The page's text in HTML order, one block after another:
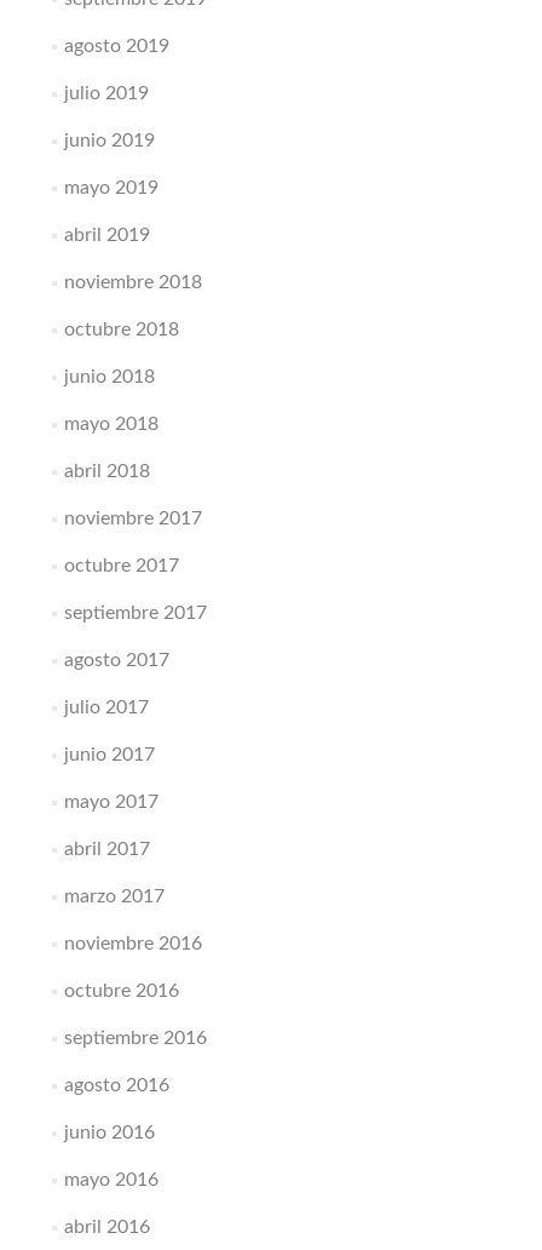
agosto 2019
julio 2019
junio 2019
mayo 2019
abril 2019
noviembre 2018
octubre 2018
junio 2018
mayo 2018
abril 2018
noviembre 2017
octubre 2017
septiembre 2017
agosto 2017
julio 2017
junio 2017
mayo 2017
abril 2017
marzo 2017
noviembre 2016
octubre 2016
septiembre 2016
agosto 2016
junio 2016
mayo 2016
abril 2016